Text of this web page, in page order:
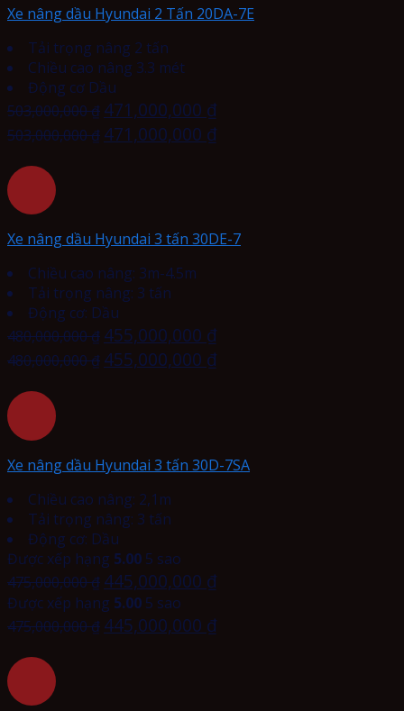
Xe nâng dầu Hyundai 2 Tấn 20DA-7E
Tải trọng nâng 2 tấn
Chiều cao nâng 3.3 mét
Động cơ Dầu
503,000,000₫ 471,000,000 ₫
503,000,000₫ 471,000,000 ₫
Xe nâng dầu Hyundai 3 tấn 30DE-7
Chiều cao nâng: 3m-4.5m
Tải trọng nâng: 3 tấn
Động cơ: Dầu
480,000,000₫ 455,000,000 ₫
480,000,000₫ 455,000,000 ₫
Xe nâng dầu Hyundai 3 tấn 30D-7SA
Chiều cao nâng: 2,1m
Tải trọng nâng: 3 tấn
Động cơ: Dầu
Được xếp hạng 5.00 5 sao
475,000,000₫ 445,000,000 ₫
Được xếp hạng 5.00 5 sao
475,000,000₫ 445,000,000 ₫